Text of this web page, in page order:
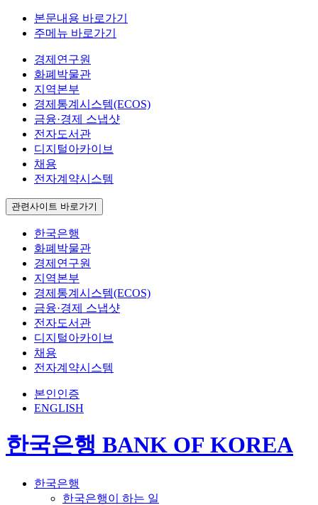
본문내용 바로가기
주메뉴 바로가기
경제연구원
화폐박물관
지역본부
경제통계시스템(ECOS)
금융·경제 스냅샷
전자도서관
디지털아카이브
채용
전자계약시스템
관련사이트 바로가기
한국은행
화폐박물관
경제연구원
지역본부
경제통계시스템(ECOS)
금융·경제 스냅샷
전자도서관
디지털아카이브
채용
전자계약시스템
본인인증
ENGLISH
한국은행 BANK OF KOREA
한국은행
한국은행이 하는 일